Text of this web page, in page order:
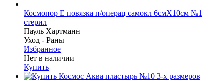
Космопор Е повязка п/операц самокл 6смX10см №1
стерил
Пауль Хартманн
Уход - Раны
Избранное
Нет в наличии
Купить